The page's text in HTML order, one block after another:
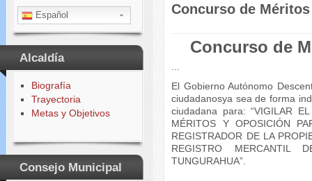
Español
Alcaldía
Biografía
Trayectoria
Metas y Objetivos
Consejo Municipal
Concurso de
Concurso de
El Gobierno Autónomo
ciudadanosya sea de forma
ciudadana para: “VIGILAR
MÉRITOS Y OPOSICIÓN
REGISTRADOR DE LA
REGISTRO MERCANTIL
TUNGURAHUA”.